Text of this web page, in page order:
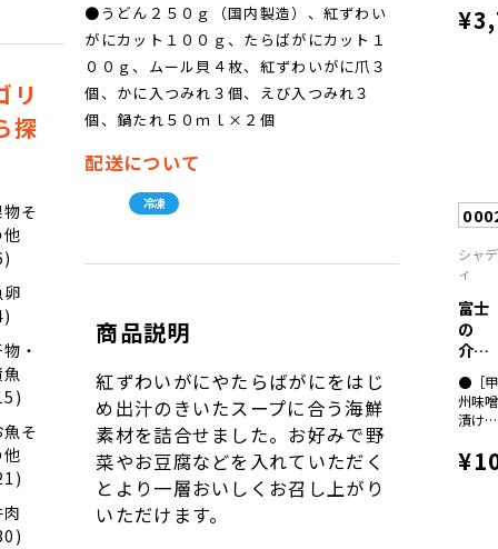
リ
探
そ
・
そ
●うどん２５０ｇ（国内製造）、紅ずわい
がにカット１００ｇ、たらばがにカット１
００ｇ、ムール貝４枚、紅ずわいがに爪３
個、かに入つみれ３個、えび入つみれ３
個、鍋たれ５０ｍｌ×２個
配送について
冷凍
商品説明
紅ずわいがにやたらばがにをはじ
め出汁のきいたスープに合う海鮮
素材を詰合せました。お好みで野
菜やお豆腐などを入れていただく
とより一層おいしくお召し上がり
いただけます。
け１０
０ｇ×
１、ぶ
りの照
０ｇ×
２
シャデ
ィ
富士
の
介
厚切
り
サ...
●［甲
州味噌
漬け］
介（マ
ス）１